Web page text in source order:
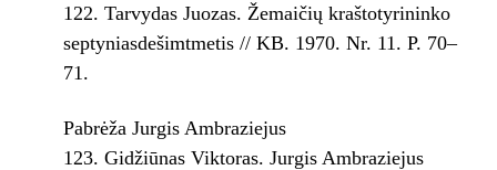
Tarvydas Juozas. Žemaičių kraštotyrininko
septyniasdešimtmetis // KB. 1970. Nr. 11. P. 70–
71.
Pabrėža Jurgis Ambraziejus
Gidžiūnas Viktoras. Jurgis Ambraziejus